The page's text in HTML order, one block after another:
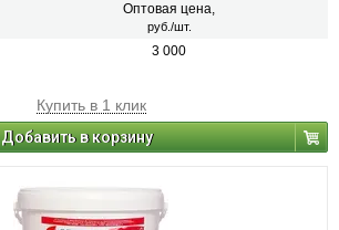
Оптовая цена,
руб./шт.
3 000
Купить в 1 клик
Добавить в корзину